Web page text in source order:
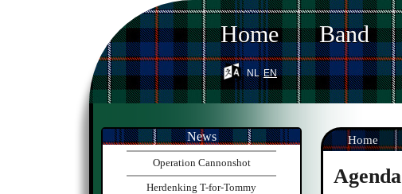
Home Band
nl en
Home
Agenda
News
Operation Cannonshot
Herdenking T-for-Tommy